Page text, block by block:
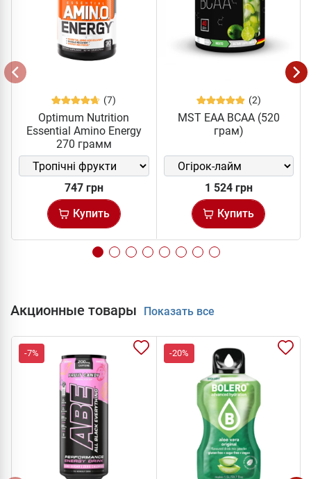
(7)
Optimum Nutrition
Essential Amino Energy
270 грамм
747 грн
Купить
(2)
MST EAA BCAA (520
грам)
1 524 грн
Купить
Акционные товары Показать все
-7% -20%